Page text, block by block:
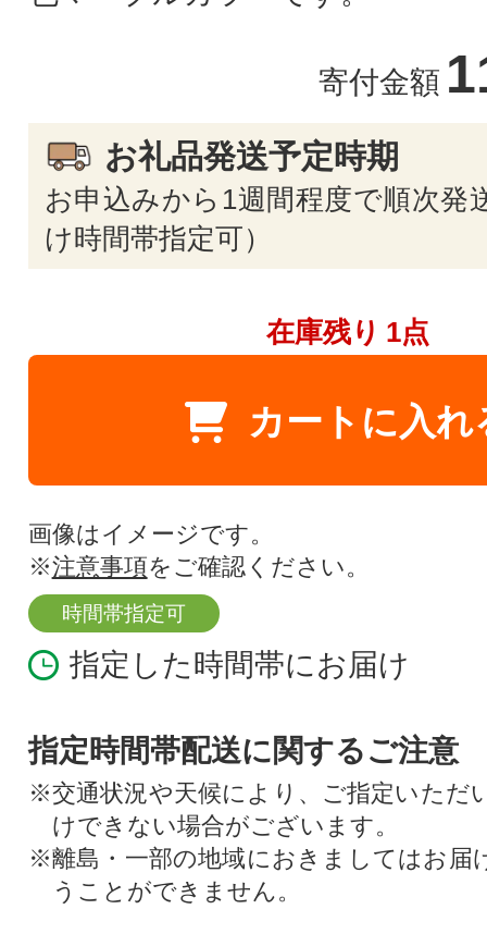
寄付金額
お礼品発送予定時期
お申込みから1週間程度で順次発
け時間帯指定可）
在庫残り 1点
カートに入れ
画像はイメージです。
※注意事項をご確認ください。
時間帯指定可
指定した時間帯にお届け
指定時間帯配送に関するご注意
※交通状況や天候により、ご指定いただ
けできない場合がございます。
※離島・一部の地域におきましてはお届
うことができません。